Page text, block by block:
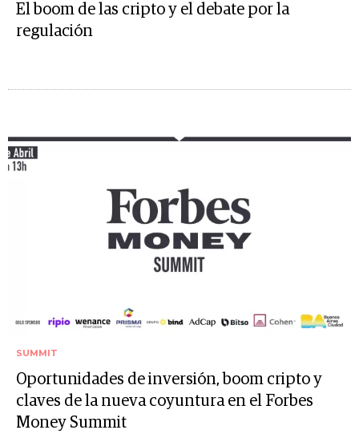
El boom de las cripto y el debate por la
regulación
SUMMIT
Oportunidades de inversión, boom cripto y
claves de la nueva coyuntura en el Forbes
Money Summit